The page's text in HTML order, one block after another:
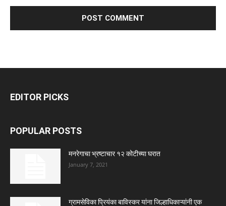
EDITOR PICKS
POPULAR POSTS
मनरेगाचा भ्रष्टाचार १२ कोटीच्या घरात
January 7, 2021
ग्रामसेविका प्रियंका बाविस्कर यांना जिल्हाधिकाऱ्यांनी एक